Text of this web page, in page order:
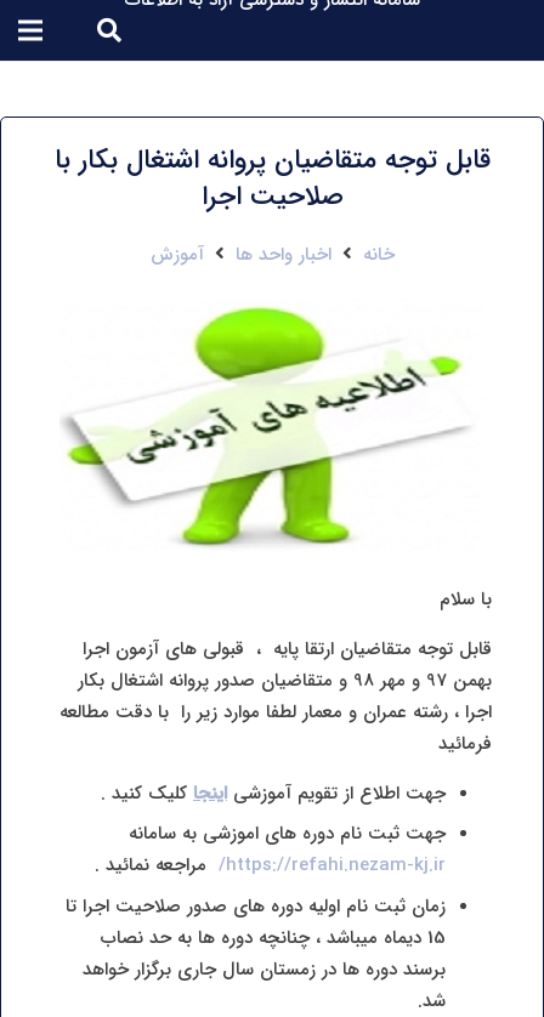
قابل توجه متقاضیان پروانه اشتغال بکار با
صلاحیت اجرا
خانه اخبار واحد ها آموزش
با سلام
قابل توجه متقاضیان ارتقا پایه ، قبولی های آزمون اجرا
بهمن 97 و مهر 98 و متقاضیان صدور پروانه اشتغال بکار
اجرا ، رشته عمران و معمار لطفا موارد زیر را با دقت مطالعه
فرمائید
جهت اطلاع از تقویم آموزشی اینجا کلیک کنید .
جهت ثبت نام دوره های اموزشی به سامانه
https://refahi.nezam-kj.ir/
مراجعه نمائید .
زمان ثبت نام اولیه دوره های صدور صلاحیت اجرا تا
15 دیماه میباشد ، چنانچه دوره ها به حد نصاب
برسند دوره ها در زمستان سال جاری برگزار خواهد
شد.